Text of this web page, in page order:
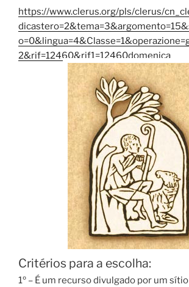
https://www.clerus.org/pls/clerus/
2&rif=12460&rif1=12460domenica
Critérios para a escolha:
1º – É um recurso divulgado por um